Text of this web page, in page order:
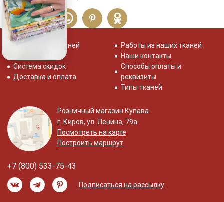
Распродажа тканей
Система скидок
Доставка и оплата
Работы из наших тканей
Наши контакты
Способы оплаты и
реквизиты
Типы тканей
Розничный магазин Купава
г. Киров, ул. Ленина, 79а
Посмотреть на карте
Построить маршрут
+7 (800) 533-75-43
Подписаться на рассылку